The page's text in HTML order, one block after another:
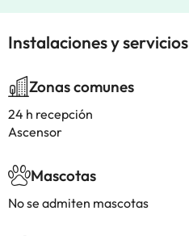
Instalaciones y servicios
Zonas comunes
24 h recepción
Ascensor
Mascotas
No se admiten mascotas